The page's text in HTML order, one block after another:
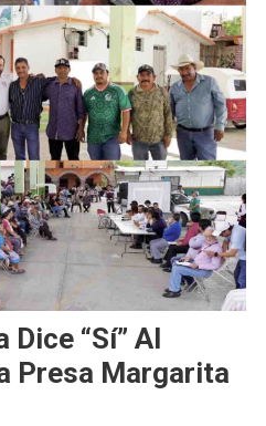
Dice “sí” Al
Presa Margarita